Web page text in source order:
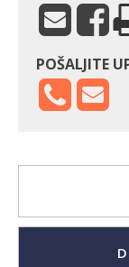
POŠALJITE